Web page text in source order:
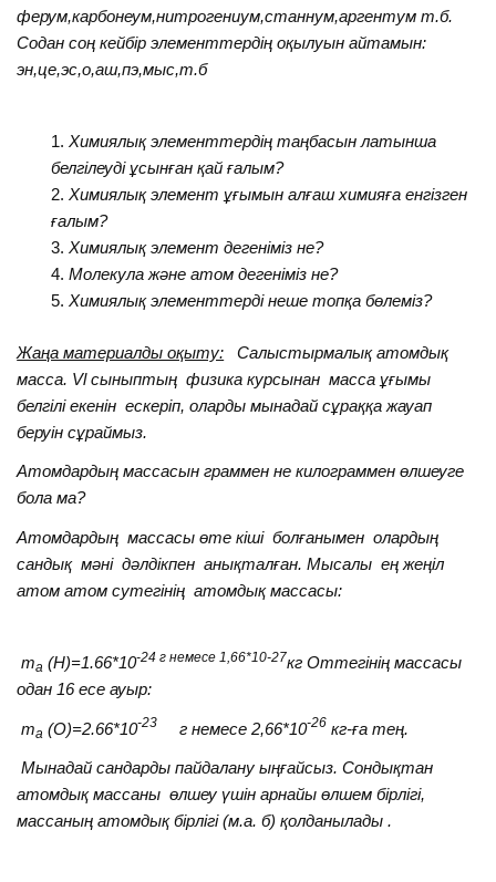
ферум,карбонеум,нитрогениум,станнум,аргентум т.б.
Содан соң кейбір элементтердің оқылуын айтамын:
эн,це,эс,о,аш,пэ,мыс,т.б
Химиялық элементтердің таңбасын латынша
белгілеуді ұсынған қай ғалым?
Химиялық элемент ұғымын алғаш химияға енгізген
ғалым?
Химиялық элемент дегеніміз не?
Молекула және атом дегеніміз не?
Химиялық элементтерді неше топқа бөлеміз?
Жаңа материалды оқыту: Салыстырмалық атомдық
масса. Vl сыныптың физика курсынан масса ұғымы
белгілі екенін ескеріп, оларды мынадай сұраққа жауап
беруін сұраймыз.
Атомдардың массасын граммен не килограммен өлшеуге
бола ма?
Атомдардың массасы өте кіші болғанымен олардың
сандық мәні дәлдікпен анықталған. Мысалы ең жеңіл
атом атом сутегінің атомдық массасы:
mа (H)=1.66*10-24 г немесе 1,66*10-27кг Оттегінің массасы
одан 16 есе ауыр:
mа (O)=2.66*10-23 г немесе 2,66*10-26 кг-ға тең.
Мынадай сандарды пайдалану ыңғайсыз. Сондықтан
атомдық массаны өлшеу үшін арнайы өлшем бірлігі,
массаның атомдық бірлігі (м.а. б) қолданылады .